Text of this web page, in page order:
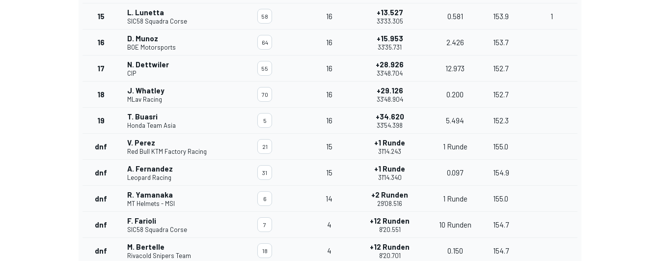
15 L. Lunetta
SIC58 Squadra Corse
58 16 +13.527
33'33.305
0.581 153.9 1
16 D. Munoz
BOE Motorsports
64 16 +15.953
33'35.731
2.426 153.7
17 N. Dettwiler
CIP
55 16 +28.926
33'48.704
12.973 152.7
18 J. Whatley
MLav Racing
70 16 +29.126
33'48.904
0.200 152.7
19 T. Buasri
Honda Team Asia
5 16 +34.620
33'54.398
5.494 152.3
dnf V. Perez
Red Bull KTM Factory Racing
21 15 +1 Runde
31'14.243
1 Runde 155.0
dnf A. Fernandez
Leopard Racing
31 15 +1 Runde
31'14.340
0.097 154.9
dnf R. Yamanaka
MT Helmets - MSI
6 14 +2 Runden
29'08.516
1 Runde 155.0
dnf F. Farioli
SIC58 Squadra Corse
7 4 +12 Runden
8'20.551
10 Runden 154.7
dnf M. Bertelle
Rivacold Snipers Team
18 4 +12 Runden
8'20.701
0.150 154.7